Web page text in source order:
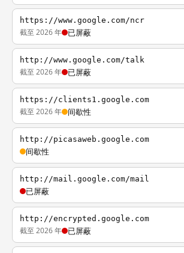
https://www.google.com/ncr
截至 2026 年 已屏蔽
http://www.google.com/talk
截至 2026 年 已屏蔽
https://clients1.google.com
截至 2026 年 间歇性
http://picasaweb.google.com
间歇性
http://mail.google.com/mail
已屏蔽
http://encrypted.google.com
截至 2026 年 已屏蔽